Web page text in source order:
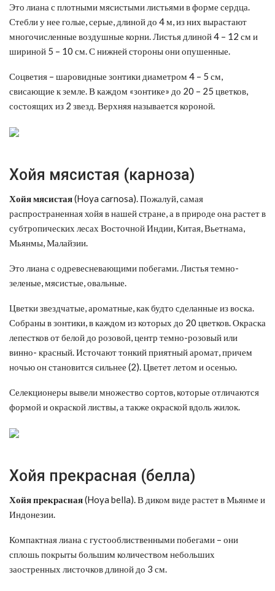
Это лиана с плотными мясистыми листьями в форме сердца.
Стебли у нее голые, серые, длиной до 4 м, из них вырастают
многочисленные воздушные корни. Листья длиной 4 – 12 см и
шириной 5 – 10 см. С нижней стороны они опушенные.
Соцветия – шаровидные зонтики диаметром 4 – 5 см,
свисающие к земле. В каждом «зонтике» до 20 – 25 цветков,
состоящих из 2 звезд. Верхняя называется короной.
Хойя мясистая (карноза)
Хойя мясистая(Hoya carnosa). Пожалуй, самая
распространенная хойя в нашей стране, а в природе она растет в
субтропических лесах Восточной Индии, Китая, Вьетнама,
Мьянмы, Малайзии.
Это лиана с одревесневающими побегами. Листья темно-
зеленые, мясистые, овальные.
Цветки звездчатые, ароматные, как будто сделанные из воска.
Собраны в зонтики, в каждом из которых до 20 цветков. Окраска
лепестков от белой до розовой, центр темно-розовый или
винно- красный. Источают тонкий приятный аромат, причем
ночью он становится сильнее (2). Цветет летом и осенью.
Селекционеры вывели множество сортов, которые отличаются
формой и окраской листвы, а также окраской вдоль жилок.
Хойя прекрасная (белла)
Хойя прекрасная(Hoya bella). В диком виде растет в Мьянме и
Индонезии.
Компактная лиана с густооблиственными побегами – они
сплошь покрыты большим количеством небольших
заостренных листочков длиной до 3 см.